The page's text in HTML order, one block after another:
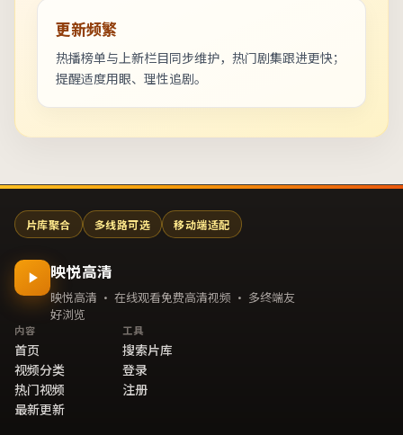
更新频繁
热播榜单与上新栏目同步维护，热门剧集跟进更快；
提醒适度用眼、理性追剧。
片库聚合 多线路可选 移动端适配
映悦高清
映悦高清 · 在线观看免费高清视频 · 多终端友
好浏览
内容
首页
视频分类
热门视频
最新更新
工具
搜索片库
登录
注册